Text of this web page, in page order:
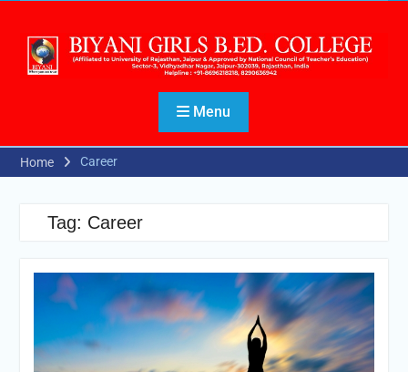
Menu
Home Career
Tag: Career